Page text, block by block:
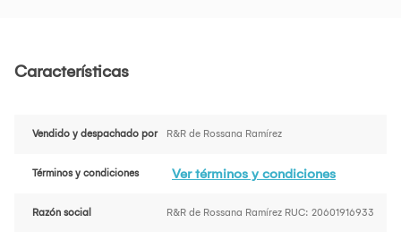
Características
Vendido y despachado por R&R de Rossana Ramírez
Términos y condiciones Ver términos y condiciones
Razón social R&R de Rossana Ramírez RUC: 20601916933